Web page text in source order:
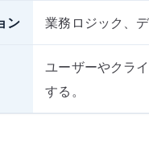
ン 業務ロジック、
ユーザーやクラ
する。